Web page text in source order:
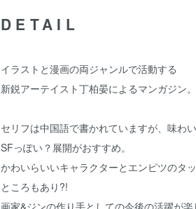
DETAIL
イラストと漫画の両ジャンルで活動する
新鋭アーテイスト丁柏晏によるマンガジン。
セリフは中国語で書かれていますが、味わ
SFっぽい？展開がおすすめ。
かわいらいいキャラクターとエンピツのタ
ところもあり?!
画家&ジンの作り手としての今後の活躍が